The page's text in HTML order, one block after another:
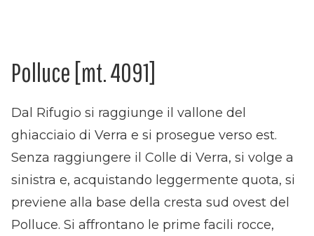
Polluce [mt. 4091]
Dal Rifugio si raggiunge il vallone del
ghiacciaio di Verra e si prosegue verso est.
Senza raggiungere il Colle di Verra, si volge a
sinistra e, acquistando leggermente quota, si
previene alla base della cresta sud ovest del
Polluce. Si affrontano le prime facili rocce,